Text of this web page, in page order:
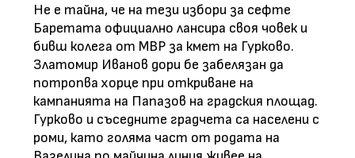
Не е тайна, че на тези избори за сефте
Баретата официално лансира своя човек и
бивш колега от МВР за кмет на Гурково.
Златомир Иванов дори бе забелязан да
потропва хорце при откриване на
кампанията на Папазов на градския площад.
Гурково и съседните градчета са населени с
роми, като голяма част от родата на